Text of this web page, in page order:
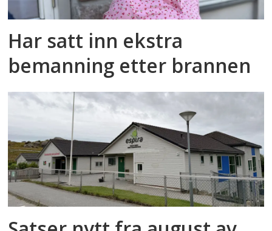
Har satt inn ekstra
bemanning etter brannen